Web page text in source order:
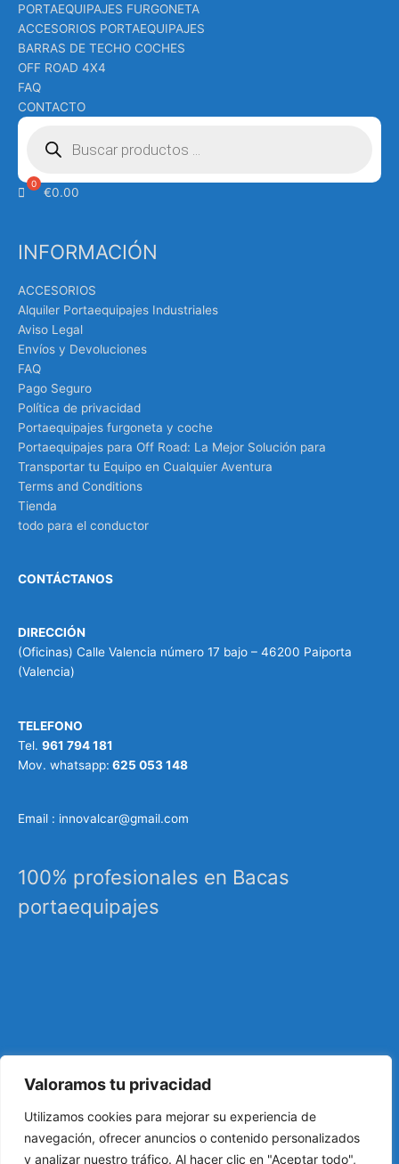
Valoramos tu privacidad
Utilizamos cookies para mejorar su experiencia de
navegación, ofrecer anuncios o contenido personalizados
y analizar nuestro tráfico. Al hacer clic en "Aceptar todo",
PORTAEQUIPAJES FURGONETA
ACCESORIOS PORTAEQUIPAJES
BARRAS DE TECHO COCHES
OFF ROAD 4X4
FAQ
CONTACTO
Búsqueda
productos
€0.00
INFORMACIÓN
ACCESORIOS
Alquiler Portaequipajes Industriales
Aviso Legal
Envíos y Devoluciones
FAQ
Pago Seguro
Política de privacidad
Portaequipajes furgoneta y coche
Portaequipajes para Off Road: La Mejor Solución para
Transportar tu Equipo en Cualquier Aventura
Terms and Conditions
Tienda
todo para el conductor
CONTÁCTANOS
DIRECCIÓN
(Oficinas) Calle Valencia número 17 bajo – 46200 Paiporta
(Valencia)
TELEFONO
Tel. 961 794 181
Mov. whatsapp: 625 053 148
Email : innovalcar@gmail.com
100% profesionales en Bacas
portaequipajes
industriales, barras de techo, carrocería, etc…